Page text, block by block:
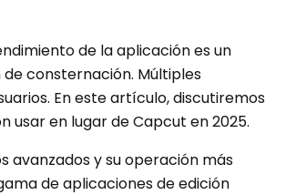
de la aplicación es un
consternación. Múltiples
En este artículo, discutiremos
usar en lugar de Capcut en 2025.
avanzados y su operación más
de aplicaciones de edición